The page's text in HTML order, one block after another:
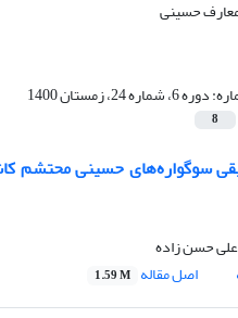
دوره 6، شماره 24، زمستان 1400
8
سوگواره‌های حسینی محتشم
علی حسن زاده
اصل مقاله 1.59 M